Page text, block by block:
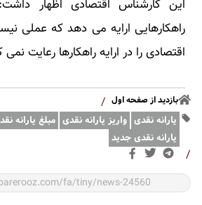
این کارشناس اقتصادی اظهار
راهکارهایی ارایه می دهد که عملی
اقتصادی را در ارایه راهکارها رعایت نمی
بازدید از صفحه اول /
یارانه نقدی واریز یارانه نقدی مبلغ یارانه
یارانه نقدی جدید
/